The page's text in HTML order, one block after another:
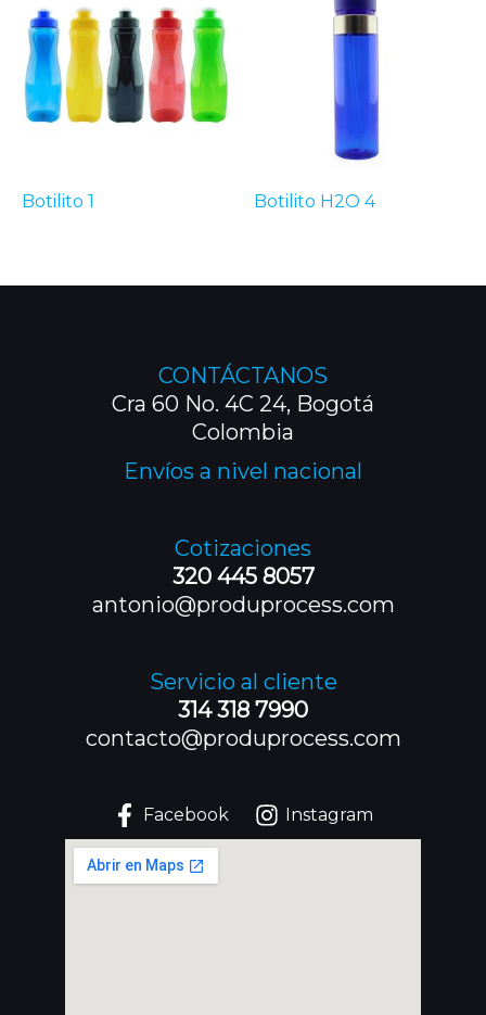
Botilito 1 Botilito H2O 4
CONTÁCTANOS
Cra 60 No. 4C 24, Bogotá
Colombia
Envíos a nivel nacional
Cotizaciones
320 445 8057
antonio@produprocess.com
Servicio al cliente
314 318 7990
contacto@produprocess.com
Facebook Instagram